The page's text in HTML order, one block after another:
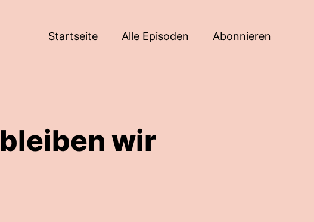
Startseite Alle Episoden Abonnieren
wir